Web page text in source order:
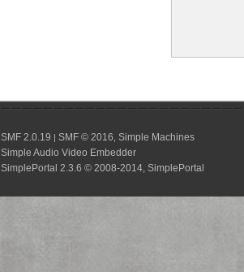
SMF 2.0.19 | SMF © 2016 Simple Machines
Simple Audio Video Embedder
SimplePortal 2.3.6 © 2008-2014, SimplePortal